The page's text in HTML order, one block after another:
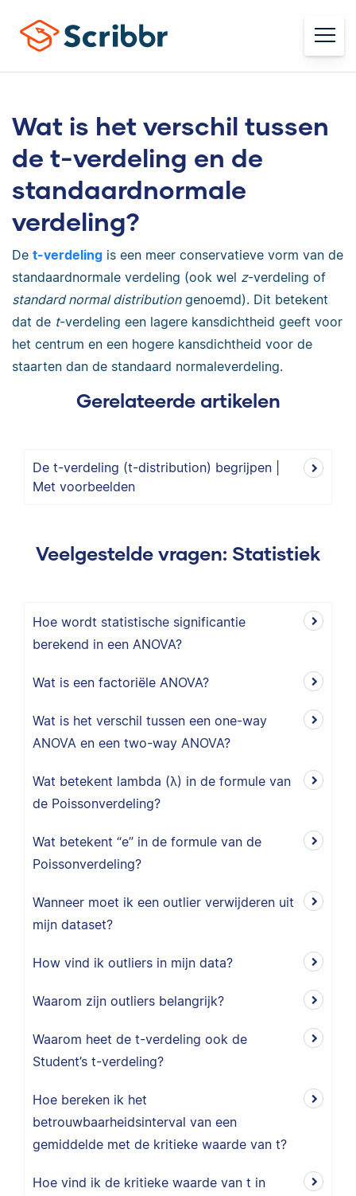
Wat is het verschil tussen
de t-verdeling en de
standaardnormale
verdeling?
De t-verdeling is een meer conservatieve vorm van de
standaardnormale verdeling (ook wel z-verdeling of
standard normal distributiongenoemd). Dit betekent
dat de t-verdeling een lagere kansdichtheid geeft voor
het centrum en een hogere kansdichtheid voor de
staarten dan de standaard normaleverdeling.
Gerelateerde artikelen
De t-verdeling (t-distribution) begrijpen |
Met voorbeelden
Veelgestelde vragen: Statistiek
Hoe wordt statistische significantie
berekend in een ANOVA?
Wat is een factoriële ANOVA?
Wat is het verschil tussen een one-way
ANOVA en een two-way ANOVA?
Wat betekent lambda (λ) in de formule van
de Poissonverdeling?
Wat betekent “e” in de formule van de
Poissonverdeling?
Wanneer moet ik een outlier verwijderen uit
mijn dataset?
How vind ik outliers in mijn data?
Waarom zijn outliers belangrijk?
Waarom heet de t-verdeling ook de
Student’s t-verdeling?
Hoe bereken ik het
betrouwbaarheidsinterval van een
gemiddelde met de kritieke waarde van t?
Hoe vind ik de kritieke waarde van t in